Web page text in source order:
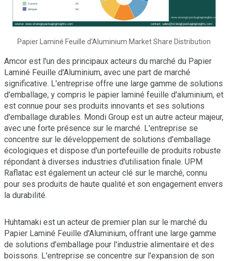
Papier Laminé Feuille d'Aluminium Market Share Distribution
Amcor est l'un des principaux acteurs du marché du Papier
Laminé Feuille d'Aluminium, avec une part de marché
significative. L'entreprise offre une large gamme de solutions
d'emballage, y compris le papier laminé feuille d'aluminium, et
est connue pour ses produits innovants et ses solutions
d'emballage durables. Mondi Group est un autre acteur majeur,
avec une forte présence sur le marché. L'entreprise se
concentre sur le développement de solutions d'emballage
écologiques et dispose d'un portefeuille de produits robuste
répondant à diverses industries d'utilisation finale. UPM
Raflatac est également un acteur clé sur le marché, connu
pour ses produits de haute qualité et son engagement envers
la durabilité.
Huhtamaki est un acteur de premier plan sur le marché du
Papier Laminé Feuille d'Aluminium, offrant une large gamme
de solutions d'emballage pour l'industrie alimentaire et des
boissons. L'entreprise se concentre sur l'expansion de son